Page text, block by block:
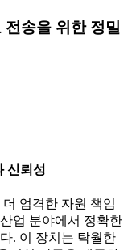
송을 위한 정밀
신뢰성
엄격한 자원 책임
업 분야에서 정확한
. 이 장치는 탁월한